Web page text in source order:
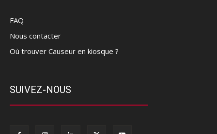
FAQ
Nous contacter
Où trouver Causeur en kiosque ?
SUIVEZ-NOUS